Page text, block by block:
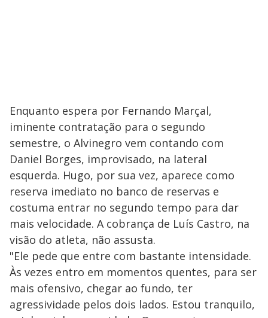
Enquanto espera por Fernando Marçal,
iminente contratação para o segundo
semestre, o Alvinegro vem contando com
Daniel Borges, improvisado, na lateral
esquerda. Hugo, por sua vez, aparece como
reserva imediato no banco de reservas e
costuma entrar no segundo tempo para dar
mais velocidade. A cobrança de Luís Castro, na
visão do atleta, não assusta.
"Ele pede que entre com bastante intensidade.
Às vezes entro em momentos quentes, para ser
mais ofensivo, chegar ao fundo, ter
agressividade pelos dois lados. Estou tranquilo,